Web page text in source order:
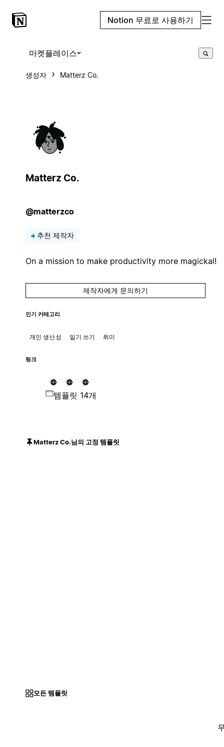
Notion 무료로 사용하기
마켓플레이스
생성자 Matterz Co.
Matterz Co.
@matterzco
추천 제작자
On a mission to make productivity more magickal!
제작자에게 문의하기
인기 카테고리
개인 생산성 일기 쓰기 취미
링크
템플릿 14개
Matterz Co.님의 고정 템플릿
모든 템플릿